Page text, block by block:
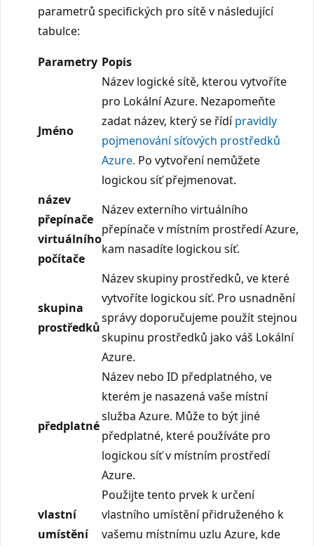
parametrů specifických pro sítě v následující
tabulce:
Parametry Popis
Jméno
Název logické sítě, kterou vytvoříte
pro Lokální Azure. Nezapomeňte
zadat název, který se řídípravidly
pojmenování síťových prostředků
Azure. Po vytvoření nemůžete
logickou síť přejmenovat.
název
přepínače
virtuálního
počítače
Název externího virtuálního
přepínače v místním prostředí Azure,
kam nasadíte logickou síť.
skupina
prostředků
Název skupiny prostředků, ve které
vytvoříte logickou síť. Pro usnadnění
správy doporučujeme použít stejnou
skupinu prostředků jako váš Lokální
Azure.
předplatné
Název nebo ID předplatného, ve
kterém je nasazená vaše místní
služba Azure. Může to být jiné
předplatné, které používáte pro
logickou síť v místním prostředí
Azure.
vlastní
umístění
Použijte tento prvek k určení
vlastního umístění přidruženého k
vašemu místnímu uzlu Azure, kde